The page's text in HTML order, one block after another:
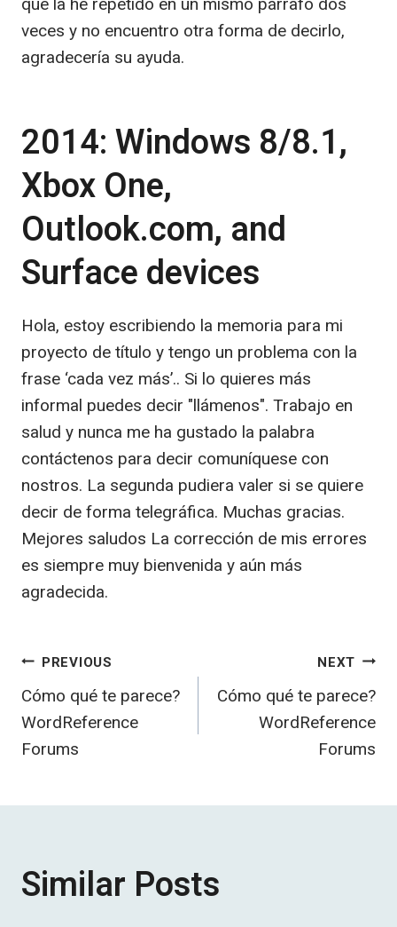
veces y no encuentro otra forma de decirlo,
agradecería su ayuda.
2014: Windows 8/8.1,
Xbox One,
Outlook.com, and
Surface devices
Hola, estoy escribiendo la memoria para mi
proyecto de título y tengo un problema con la
frase ‘cada vez más’.. Si lo quieres más
informal puedes decir "llámenos". Trabajo en
salud y nunca me ha gustado la palabra
contáctenos para decir comuníquese con
nostros. La segunda pudiera valer si se quiere
decir de forma telegráfica. Muchas gracias.
Mejores saludos La corrección de mis errores
es siempre muy bienvenida y aún más
agradecida.
Post
navigation
PREVIOUS
Cómo qué te parece?
WordReference
Forums
NEXT
Cómo qué te parece?
WordReference
Forums
Similar Posts